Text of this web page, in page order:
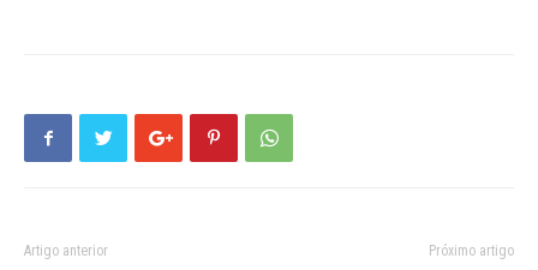
Artigo anterior Próximo artigo